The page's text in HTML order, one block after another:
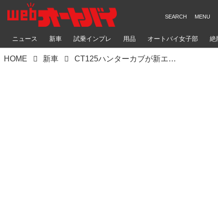
ニュース 新車 試乗インプレ 用品 オートバイ女子部 絶
HOME 新車 CT125ハンターカブが新エンジン搭載、大幅モデルチェンジ